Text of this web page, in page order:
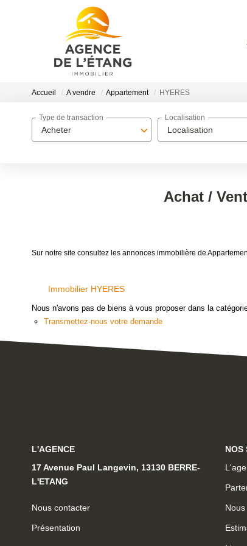
Accueil A vendre Appartement HYERES
Acheter
Type de transaction
Localisation
Localisation
Achat /
Sur notre site consultez les annonces immobilière de
Immobilier HYERES
Nous n'avons pas de biens à vous proposer dans la
Transmettez-nous votre demande
L'AGENCE
17 Avenue Paul Langevin, 13130 BERRE-
L'ETANG
Nous contacter
Présentation
NOS